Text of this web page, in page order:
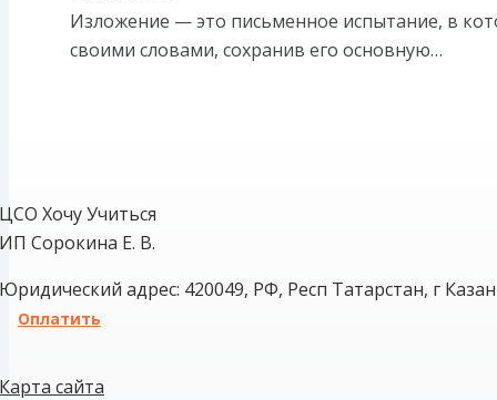
Изложение — это письменное испытание, в
своими словами, сохранив его основную…
ЦСО Хочу Учиться
ИП Сорокина Е. В.
Юридический адрес: 420049, РФ, Респ Татарстан, г
Оплатить
Карта сайта